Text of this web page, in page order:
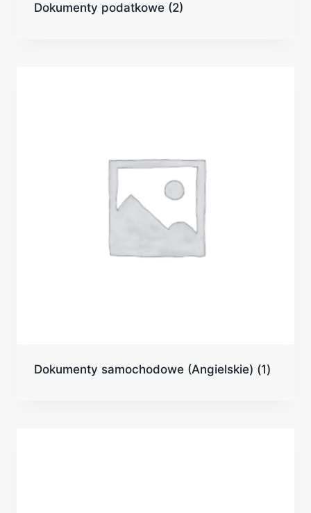
Dokumenty podatkowe (2)
Dokumenty samochodowe (Angielskie) (1)